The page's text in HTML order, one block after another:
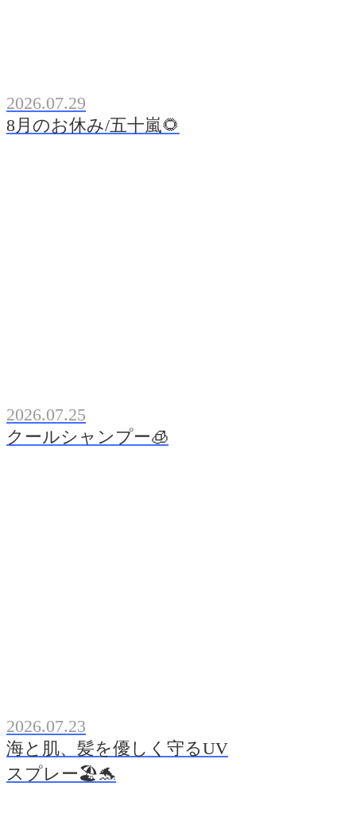
2026.07.29
8月のお休み/五十嵐🌻
2026.07.25
クールシャンプー🧊
2026.07.23
海と肌、髪を優しく守るUV
スプレー🏖️🐬